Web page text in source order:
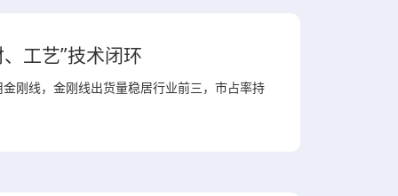
工艺”技术闭环
刚线，金刚线出货量稳居行业前三，市占率持